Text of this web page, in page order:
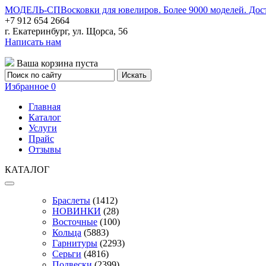
МОДЕЛЬ-СПВосковки для ювелиров. Более 9000 моделей.
+7 912 654 2664
г. Екатеринбург, ул. Щорса, 56
Написать нам
Ваша корзина пуста
Избранное 0
Главная
Каталог
Услуги
Прайс
Отзывы
КАТАЛОГ
Браслеты (1412)
НОВИНКИ (28)
Восточные (100)
Кольца (5883)
Гарнитуры (2293)
Серьги (4816)